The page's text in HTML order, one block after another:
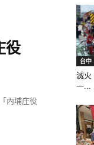
役
內埔庄役
台中
滅火
一...